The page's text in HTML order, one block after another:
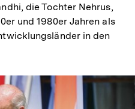
die Tochter Nehrus,
und 1980er Jahren als
in den